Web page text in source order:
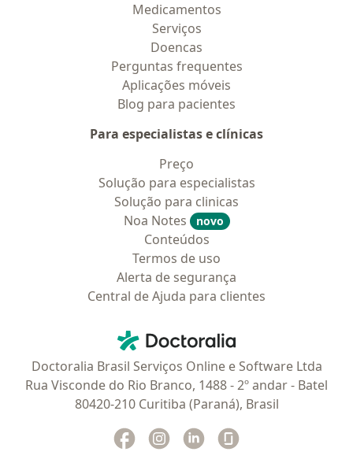
Medicamentos
Serviços
Doencas
Perguntas frequentes
Aplicações móveis
Blog para pacientes
Para especialistas e clínicas
Preço
Solução para especialistas
Solução para clinicas
Noa Notes
novo
Conteúdos
Termos de uso
Alerta de segurança
Central de Ajuda para clientes
Doctoralia - Homepage
Doctoralia Brasil Serviços Online e Software Ltda
Rua Visconde do Rio Branco, 1488 - 2º andar - Batel
80420-210 Curitiba (Paraná), Brasil
Facebook
abre num novo separador
Instagram
abre num novo separador
Linkedin
abre num novo